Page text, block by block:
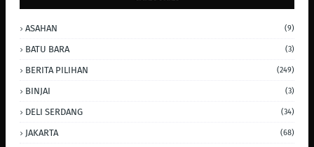
ASAHAN (9)
BATU BARA (3)
BERITA PILIHAN (249)
BINJAI (3)
DELI SERDANG (34)
JAKARTA (68)